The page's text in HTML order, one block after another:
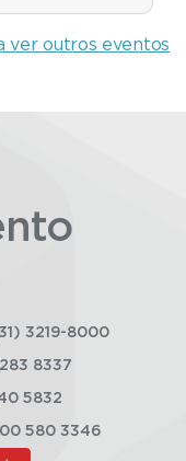
ver outros eventos
3219-8000
8337
5832
580 3346